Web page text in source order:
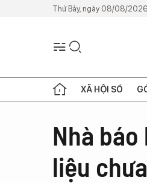
Thứ Bảy, ngày 08/08/
XÃ HỘI SỐ
Nhà
liệu